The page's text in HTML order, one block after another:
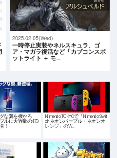
2025.02.05(Wed)
一時停止実装やネルスキュラ、ゴ
ア・マガラ復活など「カプコンスポ
ットライト ＋ モ…
な翼を授かろ
ルに大容量の473
！
Nintendo TOKYOで「Nintendo Swit
ch ネオンパープル・ネオンオ
レンジ」のW…